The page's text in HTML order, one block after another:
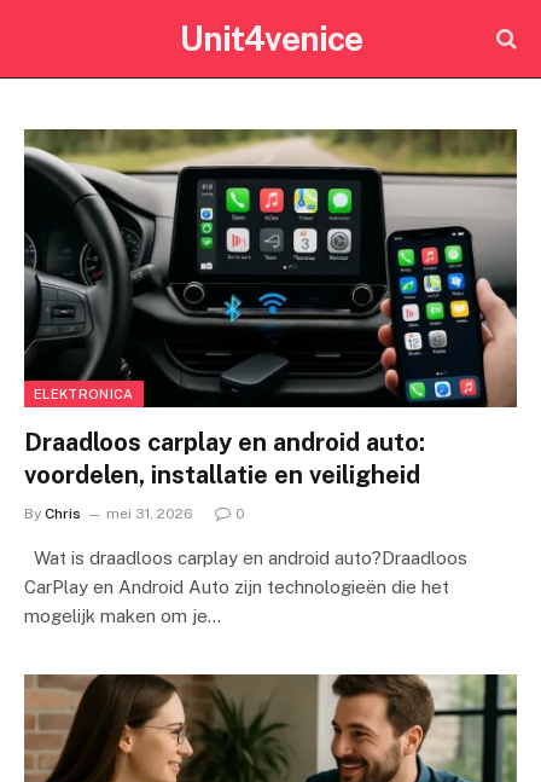
Unit4venice
ELEKTRONICA
Draadloos carplay en android auto:
voordelen, installatie en veiligheid
By Chris mei 31, 2026 0
Wat is draadloos carplay en android auto?Draadloos
CarPlay en Android Auto zijn technologieën die het
mogelijk maken om je…